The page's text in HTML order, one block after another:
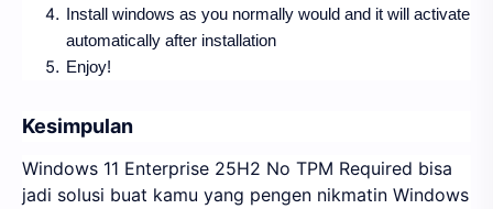
Install windows as you normally would and it will activate
automatically after installation
Enjoy!
Kesimpulan
Windows 11 Enterprise 25H2 No TPM Required bisa
jadi solusi buat kamu yang pengen nikmatin Windows